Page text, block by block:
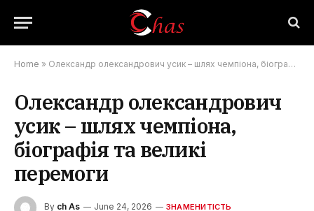
Home » Олександр олександрович усик – шлях чемпіона, біографія та великі перемоги
Олександр олександрович
усик – шлях чемпіона,
біографія та великі
перемоги
By ch As June 24, 2026 ЗНАМЕНИТІСТЬ